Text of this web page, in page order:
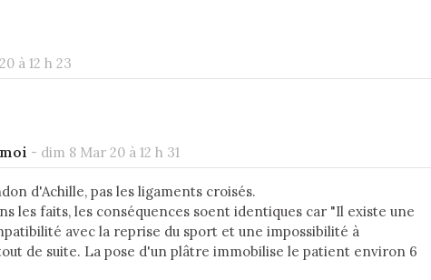
à 12 h 23
- dim 8 Mar 20 à 12 h 31
d'Achille, pas les ligaments croisés.
les faits, les conséquences soent identiques car "Il existe une
avec la reprise du sport et une impossibilité à
de suite. La pose d'un plâtre immobilise le patient environ 6